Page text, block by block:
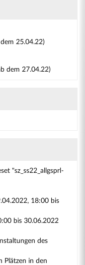
25.04.22)
dem 27.04.22)
"sz_ss22_allgsprl-
18:00 bis
bis 30.06.2022
des
Plätzen in den